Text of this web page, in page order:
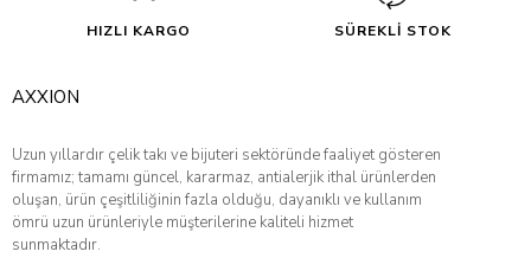
HIZLI KARGO SÜREKLİ STOK
AXXION
Uzun yıllardır çelik takı ve bijuteri sektöründe faaliyet gösteren
firmamız; tamamı güncel, kararmaz, antialerjik ithal ürünlerden
oluşan, ürün çeşitliliğinin fazla olduğu, dayanıklı ve kullanım
ömrü uzun ürünleriyle müşterilerine kaliteli hizmet
sunmaktadır.